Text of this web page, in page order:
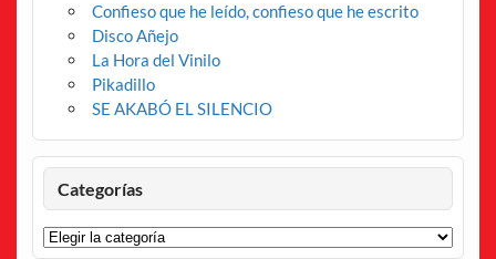
Confieso que he leído, confieso que he escrito
Disco Añejo
La Hora del Vinilo
Pikadillo
SE AKABÓ EL SILENCIO
Categorías
Categorías